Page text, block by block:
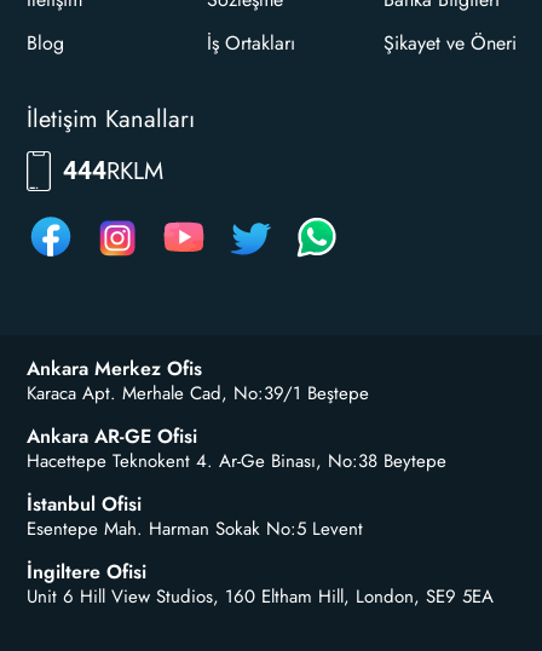
Blog
İş Ortakları
Şikayet ve Öneri
İletişim Kanalları
444RKLM
Ankara Merkez Ofis
Karaca Apt. Merhale Cad, No:39/1 Beştepe
Ankara AR-GE Ofisi
Hacettepe Teknokent 4. Ar-Ge Binası, No:38 Beytepe
İstanbul Ofisi
Esentepe Mah. Harman Sokak No:5 Levent
İngiltere Ofisi
Unit 6 Hill View Studios, 160 Eltham Hill, London, SE9 5EA